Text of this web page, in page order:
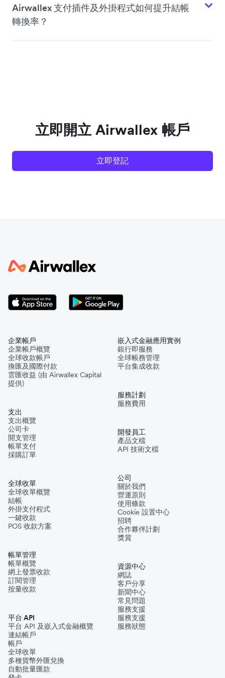
Airwallex 支付插件及外掛程式如何提升結帳
轉換率？
立即開立 Airwallex 帳戶
立即登記
企業帳戶
企業帳戶概覽
全球收款帳戶
換匯及國際付款
雲匯收益 (由 Airwallex Capital
提供)
支出
支出概覽
公司卡
開支管理
帳單支付
採購訂單
全球收單
全球收單概覽
結帳
外掛支付程式
一鍵收款
POS 收款方案
帳單管理
帳單概覽
網上發票收款
訂閱管理
按量收款
平台 API
平台 API 及嵌入式金融概覽
連結帳戶
帳戶
全球收單
多種貨幣外匯兌換
自動批量匯款
嵌入式金融應用實例
銀行即服務
全球帳務管理
平台集成收款
服務計劃
服務費用
開發員工
產品文檔
API 技術文檔
公司
關於我們
營運原則
使用條款
Cookie 設置中心
招聘
合作夥伴計劃
獎賞
資源中心
網誌
客戶分享
新聞中心
常見問題
服務支援
服務支援
服務狀態